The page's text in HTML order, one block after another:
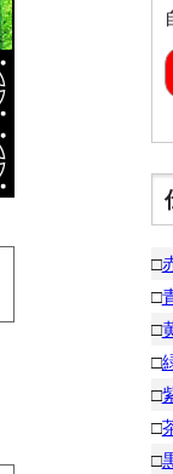
□
□
□
□
□
□
□